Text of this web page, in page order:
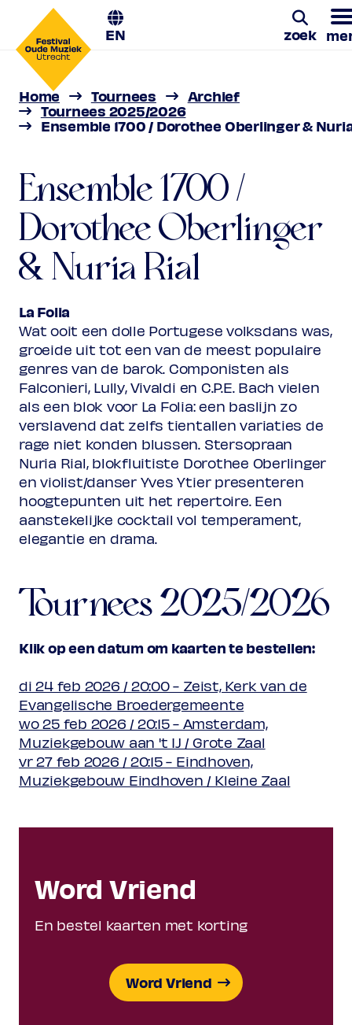
EN zoek
Ensemble 1700 /
Dorothee Oberlinger &
Nuria Rial
La Folia | 24 - 27 feb 2026
Home Tournees
Archief
Tournees 2025/2026
Ensemble 1700 / Dorothee Oberlinger &
Ensemble 1700 /
Dorothee Oberlinger
& Nuria Rial
La Folia
Wat ooit een dolle Portugese volksdans was,
groeide uit tot een van de meest populaire
genres van de barok. Componisten als
Falconieri, Lully, Vivaldi en C.P.E. Bach vielen
als een blok voor La Folia: een baslijn zo
verslavend dat zelfs tientallen variaties de
rage niet konden blussen. Stersopraan
Nuria Rial, blokfluitiste Dorothee Oberlinger
en violist/danser Yves Ytier presenteren
hoogtepunten uit het repertoire. Een
aanstekelijke cocktail vol temperament,
elegantie en drama.
Tournees 2025/2026
Klik op een datum om kaarten te bestellen:
di 24 feb 2026 / 20:00 - Zeist, Kerk van de
Evangelische Broedergemeente
wo 25 feb 2026 / 20:15 - Amsterdam,
Muziekgebouw aan 't IJ / Grote Zaal
vr 27 feb 2026 / 20:15 - Eindhoven,
Muziekgebouw Eindhoven / Kleine Zaal
Word Vriend
En bestel kaarten met korting
Word Vriend